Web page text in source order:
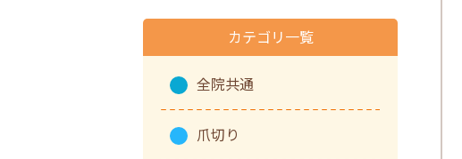
カテゴリ一覧
全院共通
爪切り